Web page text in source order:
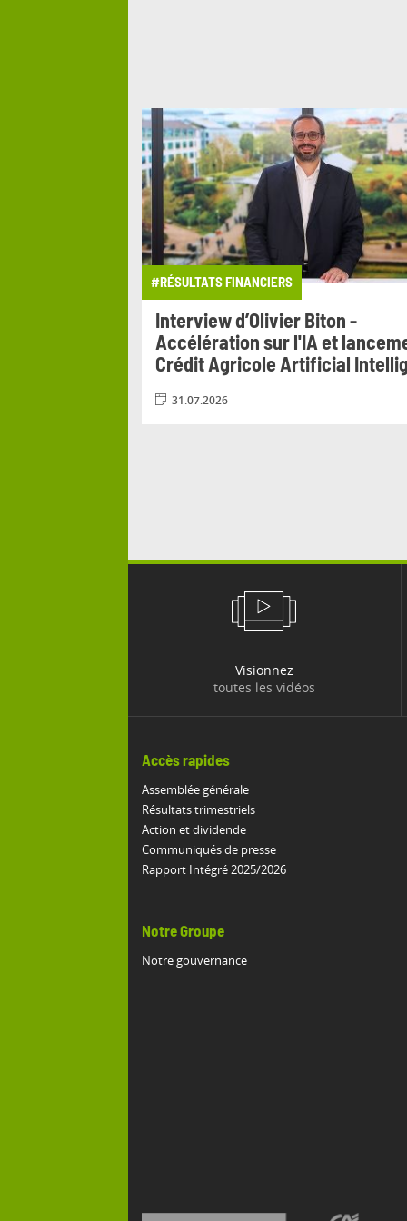
#RÉSULTATS FINANCIERS
Interview d’Olivier Biton -
Accélération sur l'IA et
Crédit Agricole Artificial
31.07.2026
Visionnez
toutes les vidéos
Accès rapides
Assemblée générale
Résultats trimestriels
Action et dividende
Communiqués de presse
Rapport Intégré 2025/2026
Notre Groupe
Notre gouvernance